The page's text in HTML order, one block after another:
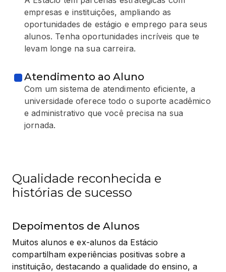
empresas e instituições, ampliando as
oportunidades de estágio e emprego para seus
alunos. Tenha oportunidades incríveis que te
levam longe na sua carreira.
Atendimento ao Aluno
Com um sistema de atendimento eficiente, a
universidade oferece todo o suporte acadêmico
e administrativo que você precisa na sua
jornada.
Qualidade reconhecida e
histórias de sucesso
Depoimentos de Alunos
Muitos alunos e ex-alunos da Estácio
compartilham experiências positivas sobre a
instituição, destacando a qualidade do ensino, a